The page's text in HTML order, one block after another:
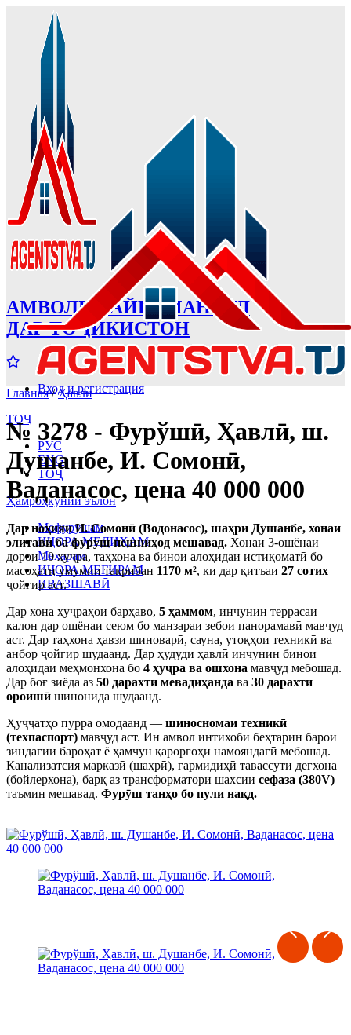
АМВОЛИ ҒАЙРИМАНҚУЛ
ДАР ТОҶИКИСТОН
Вход и регистрация
ТОҶ
РУС
ENG
ТОҶ
Ҳамроҳкунии эълон
Мефурушам
ИҶОРА МЕДИҲАМ
Мехарам
ИҶОРА МЕГИРАМ
ИВАЗШАВӢ
Главная/Ҳавлӣ
№ 3278 - Фурўшӣ, Ҳавлӣ, ш.
Душанбе, И. Сомонӣ,
Ваданасос, цена 40 000 000
Дар ноҳияи И. Сомонӣ (Водонасос), шаҳри Душанбе, хонаи
элитавӣ ба фурӯш пешниҳод мешавад. Хонаи 3-ошёнаи
дорои 10 ҳуҷра, таҳхона ва бинои алоҳидаи истиқоматӣ бо
масоҳати умумии тақрибан 1170 м², ки дар қитъаи 27 сотих
ҷойгир аст.
Дар хона ҳуҷраҳои барҳаво, 5 ҳаммом, инчунин террасаи
калон дар ошёнаи сеюм бо манзараи зебои панорамавӣ мавҷуд
аст. Дар таҳхона ҳавзи шиноварӣ, сауна, утоқҳои техникӣ ва
анбор ҷойгир шудаанд. Дар ҳудуди ҳавлӣ инчунин бинои
алоҳидаи меҳмонхона бо 4 ҳуҷра ва ошхона мавҷуд мебошад.
Дар боғ зиёда аз 50 дарахти мевадиҳанда ва 30 дарахти
ороишӣ шинонида шудаанд.
Ҳуҷҷатҳо пурра омодаанд — шиносномаи техникӣ
(техпаспорт) мавҷуд аст. Ин амвол интихоби беҳтарин барои
зиндагии бароҳат ё ҳамчун қароргоҳи намояндагӣ мебошад.
Канализатсия марказӣ (шаҳрӣ), гармидиҳӣ тавассути дегхона
(бойлерхона), барқ аз трансформатори шахсии сефаза (380V)
таъмин мешавад. Фурӯш танҳо бо пули нақд.